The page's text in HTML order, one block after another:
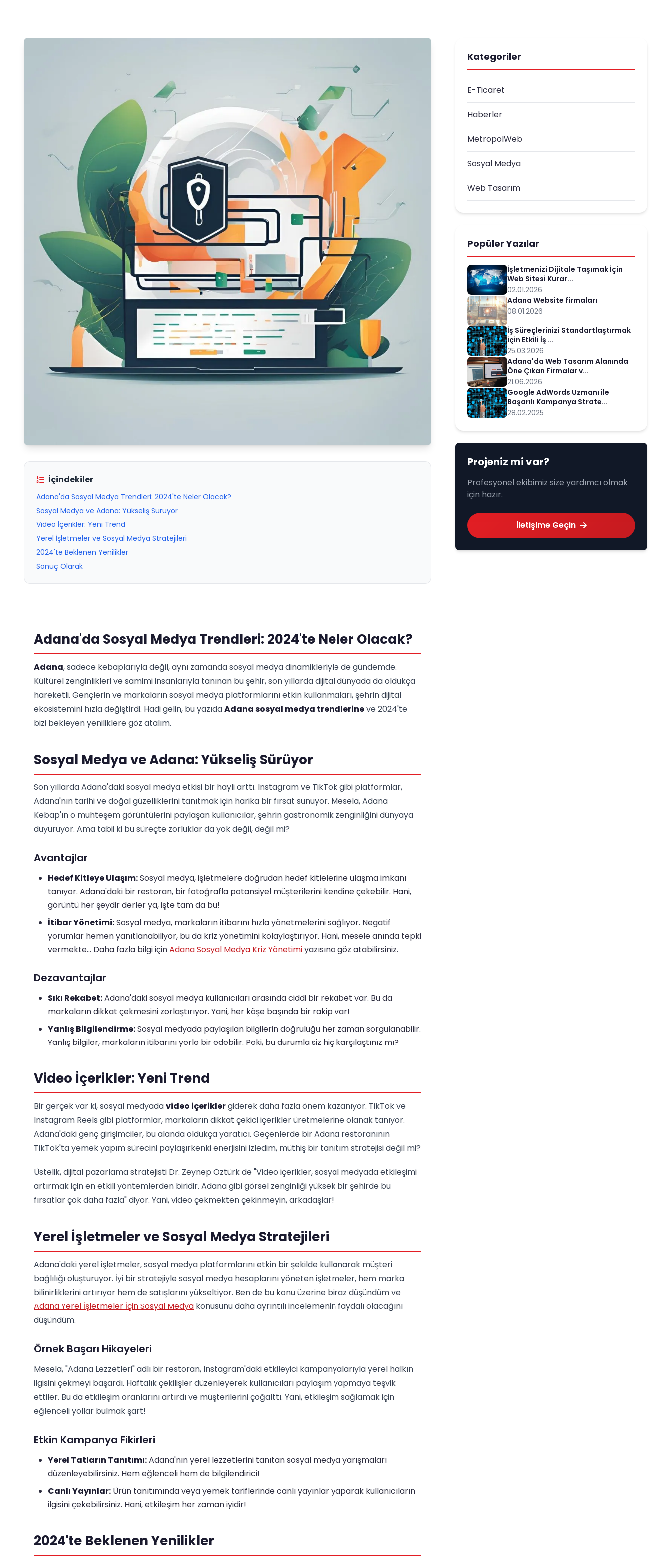
İçindekiler
Adana'da Sosyal Medya Trendleri: 2024'te Neler Olacak?
Sosyal Medya ve Adana: Yükseliş Sürüyor
Video İçerikler: Yeni Trend
Yerel İşletmeler ve Sosyal Medya Stratejileri
2024'te Beklenen Yenilikler
Sonuç Olarak
Adana'da Sosyal Medya Trendleri: 2024'te Neler Olacak?
Adana, sadece kebaplarıyla değil, aynı zamanda sosyal medya dinamikleriyle de gündemde.
Kültürel zenginlikleri ve samimi insanlarıyla tanınan bu şehir, son yıllarda dijital dünyada da oldukça
hareketli. Gençlerin ve markaların sosyal medya platformlarını etkin kullanmaları, şehrin dijital
ekosistemini hızla değiştirdi. Hadi gelin, bu yazıdaAdana sosyal medya trendlerineve 2024'te
bizi bekleyen yeniliklere göz atalım.
Sosyal Medya ve Adana: Yükseliş Sürüyor
Son yıllarda Adana'daki sosyal medya etkisi bir hayli arttı. Instagram ve TikTok gibi platformlar,
Adana'nın tarihi ve doğal güzelliklerini tanıtmak için harika bir fırsat sunuyor. Mesela, Adana
Kebap'ın o muhteşem görüntülerini paylaşan kullanıcılar, şehrin gastronomik zenginliğini dünyaya
duyuruyor. Ama tabii ki bu süreçte zorluklar da yok değil, değil mi?
Avantajlar
Hedef Kitleye Ulaşım:Sosyal medya, işletmelere doğrudan hedef kitlelerine ulaşma imkanı
tanıyor. Adana'daki bir restoran, bir fotoğrafla potansiyel müşterilerini kendine çekebilir. Hani,
görüntü her şeydir derler ya, işte tam da bu!
İtibar Yönetimi:Sosyal medya, markaların itibarını hızla yönetmelerini sağlıyor. Negatif
yorumlar hemen yanıtlanabiliyor, bu da kriz yönetimini kolaylaştırıyor. Hani, mesele anında tepki
vermekte... Daha fazla bilgi içinAdana Sosyal Medya Kriz Yönetimiyazısına göz atabilirsiniz.
Dezavantajlar
Sıkı Rekabet:Adana'daki sosyal medya kullanıcıları arasında ciddi bir rekabet var. Bu da
markaların dikkat çekmesini zorlaştırıyor. Yani, her köşe başında bir rakip var!
Yanlış Bilgilendirme:Sosyal medyada paylaşılan bilgilerin doğruluğu her zaman sorgulanabilir.
Yanlış bilgiler, markaların itibarını yerle bir edebilir. Peki, bu durumla siz hiç karşılaştınız mı?
Video İçerikler: Yeni Trend
Bir gerçek var ki, sosyal medyadavideo içeriklergiderek daha fazla önem kazanıyor. TikTok ve
Instagram Reels gibi platformlar, markaların dikkat çekici içerikler üretmelerine olanak tanıyor.
Adana'daki genç girişimciler, bu alanda oldukça yaratıcı. Geçenlerde bir Adana restoranının
TikTok'ta yemek yapım sürecini paylaşırkenki enerjisini izledim, müthiş bir tanıtım stratejisi değil mi?
Üstelik, dijital pazarlama stratejisti Dr. Zeynep Öztürk de "Video içerikler, sosyal medyada etkileşimi
artırmak için en etkili yöntemlerden biridir. Adana gibi görsel zenginliği yüksek bir şehirde bu
fırsatlar çok daha fazla" diyor. Yani, video çekmekten çekinmeyin, arkadaşlar!
Yerel İşletmeler ve Sosyal Medya Stratejileri
Adana'daki yerel işletmeler, sosyal medya platformlarını etkin bir şekilde kullanarak müşteri
bağlılığı oluşturuyor. İyi bir stratejiyle sosyal medya hesaplarını yöneten işletmeler, hem marka
bilinirliklerini artırıyor hem de satışlarını yükseltiyor. Ben de bu konu üzerine biraz düşündüm ve
Adana Yerel İşletmeler İçin Sosyal Medya konusunu daha ayrıntılı incelemenin faydalı olacağını
düşündüm.
Örnek Başarı Hikayeleri
Mesela, "Adana Lezzetleri" adlı bir restoran, Instagram'daki etkileyici kampanyalarıyla yerel halkın
ilgisini çekmeyi başardı. Haftalık çekilişler düzenleyerek kullanıcıları paylaşım yapmaya teşvik
ettiler. Bu da etkileşim oranlarını artırdı ve müşterilerini çoğalttı. Yani, etkileşim sağlamak için
eğlenceli yollar bulmak şart!
Etkin Kampanya Fikirleri
Yerel Tatların Tanıtımı:Adana'nın yerel lezzetlerini tanıtan sosyal medya yarışmaları
düzenleyebilirsiniz. Hem eğlenceli hem de bilgilendirici!
Canlı Yayınlar: Ürün tanıtımında veya yemek tariflerinde canlı yayınlar yaparak kullanıcıların
ilgisini çekebilirsiniz. Hani, etkileşim her zaman iyidir!
2024'te Beklenen Yenilikler
Kategoriler
E-Ticaret
Haberler
MetropolWeb
Sosyal Medya
Web Tasarım
Popüler Yazılar
İşletmenizi Dijitale Taşımak İçin
Web Sitesi Kurar...
02.01.2026
Adana Website firmaları
08.01.2026
İş Süreçlerinizi Standartlaştırmak
için Etkili İş ...
25.03.2026
Adana'da Web Tasarım Alanında
Öne Çıkan Firmalar v...
21.06.2026
Google AdWords Uzmanı ile
Başarılı Kampanya Strate...
28.02.2025
Projeniz mi var?
Profesyonel ekibimiz size yardımcı olmak
için hazır.
İletişime Geçin